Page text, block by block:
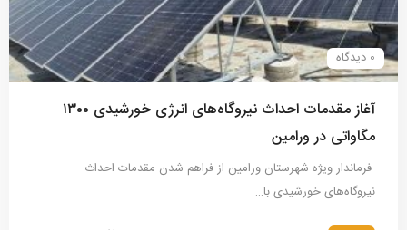
0 دیدگاه
آغاز مقدمات احداث نیروگاه‌های انرژی خورشیدی ۱۳۰۰
مگاواتی در ورامین
فرماندار ویژه شهرستان ورامین از فراهم شدن مقدمات احداث
نیروگاه‌های خورشیدی با…